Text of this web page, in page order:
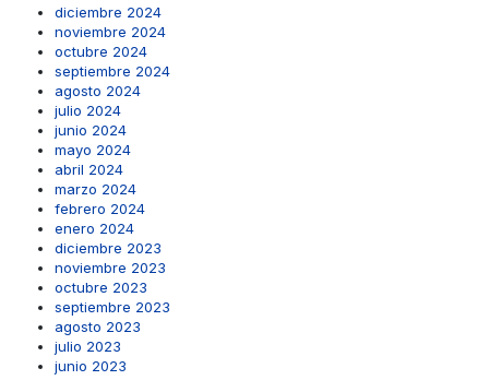
diciembre 2024
noviembre 2024
octubre 2024
septiembre 2024
agosto 2024
julio 2024
junio 2024
mayo 2024
abril 2024
marzo 2024
febrero 2024
enero 2024
diciembre 2023
noviembre 2023
octubre 2023
septiembre 2023
agosto 2023
julio 2023
junio 2023